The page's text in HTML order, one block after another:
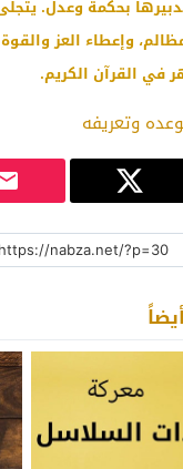
بحكمة وعدل.
وإعطاء العز
في القرآن الكريم.
وتعريفه